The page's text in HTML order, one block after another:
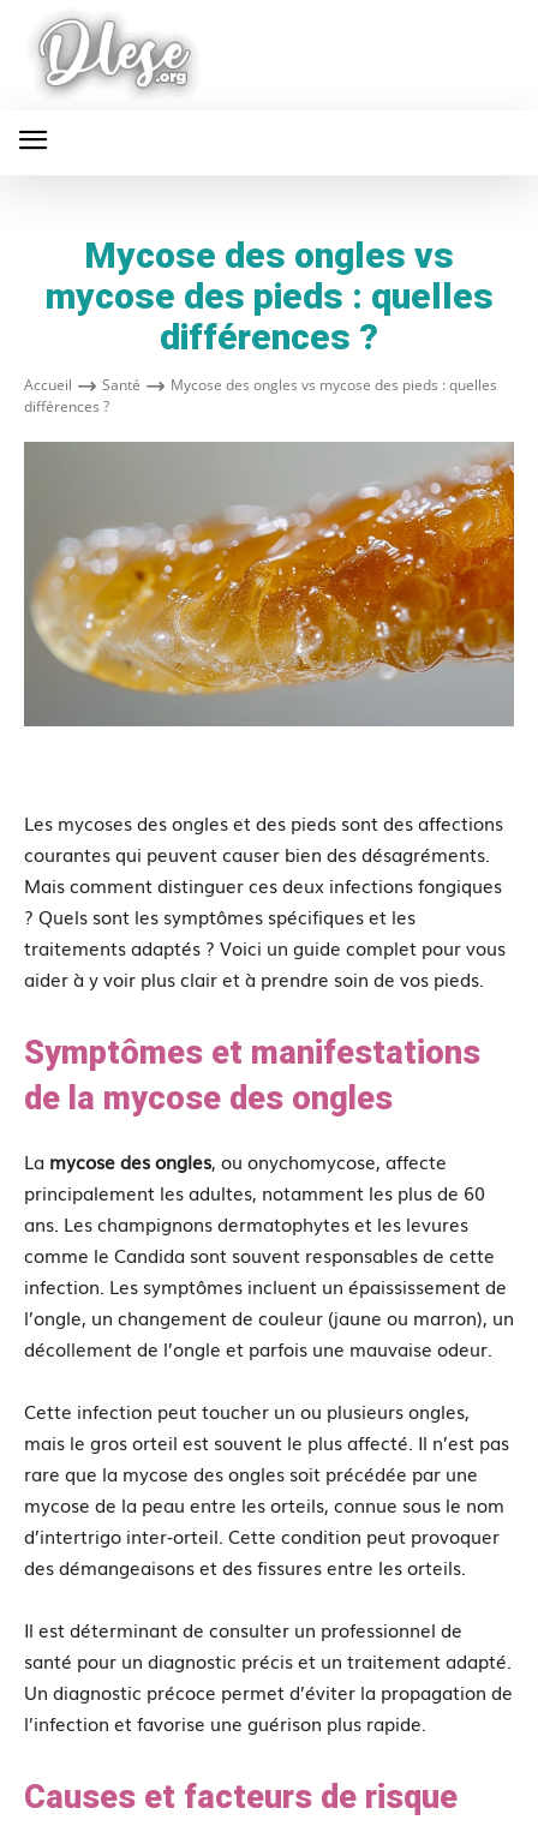
Mycose des ongles vs
mycose des pieds : quelles
différences ?
Accueil Santé
Mycose des ongles vs mycose des pieds : quelles
différences ?
Les mycoses des ongles et des pieds sont des affections
courantes qui peuvent causer bien des désagréments.
Mais comment distinguer ces deux infections fongiques
? Quels sont les symptômes spécifiques et les
traitements adaptés ? Voici un guide complet pour vous
aider à y voir plus clair et à prendre soin de vos pieds.
Symptômes et manifestations
de la mycose des ongles
La mycose des ongles, ou onychomycose, affecte
principalement les adultes, notamment les plus de 60
ans. Les champignons dermatophytes et les levures
comme le Candida sont souvent responsables de cette
infection. Les symptômes incluent un épaississement de
l’ongle, un changement de couleur (jaune ou marron), un
décollement de l’ongle et parfois une mauvaise odeur.
Cette infection peut toucher un ou plusieurs ongles,
mais le gros orteil est souvent le plus affecté. Il n’est pas
rare que la mycose des ongles soit précédée par une
mycose de la peau entre les orteils, connue sous le nom
d’intertrigo inter-orteil. Cette condition peut provoquer
des démangeaisons et des fissures entre les orteils.
Il est déterminant de consulter un professionnel de
santé pour un diagnostic précis et un traitement adapté.
Un diagnostic précoce permet d’éviter la propagation de
l’infection et favorise une guérison plus rapide.
Causes et facteurs de risque